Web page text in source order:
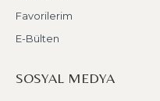
Favorilerim
E-Bülten
SOSYAL MEDYA